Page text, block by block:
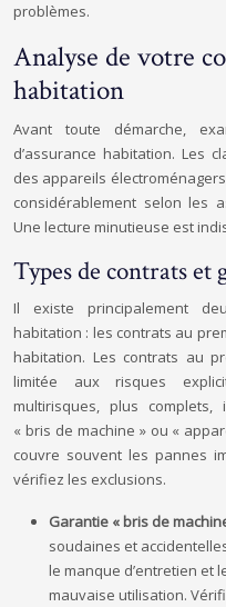
problèmes.
Analyse de votre
habitation
Avant toute démarche,
d’assurance habitation. Les
des appareils
considérablement selon les
Une lecture minutieuse est
Types de contrats et
Il existe principalement
habitation : les contrats au
habitation. Les contrats au
limitée aux risques
multirisques, plus complets,
« bris de machine » ou «
couvre souvent les pannes
vérifiez les exclusions.
Garantie « bris de
soudaines et
le manque d’entretien et
mauvaise utilisation.